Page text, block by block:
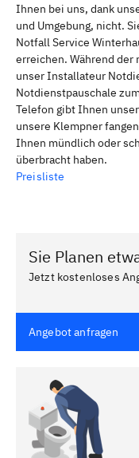
Ihnen bei uns, dank
und Umgebung, nicht.
Notfall Service
erreichen. Während der
unser Installateur
Notdienstpauschale
Telefon gibt Ihnen
unsere Klempner
Ihnen mündlich oder
überbracht haben.
Preisliste
Sie Planen
Jetzt kostenloses
Angebot anfragen